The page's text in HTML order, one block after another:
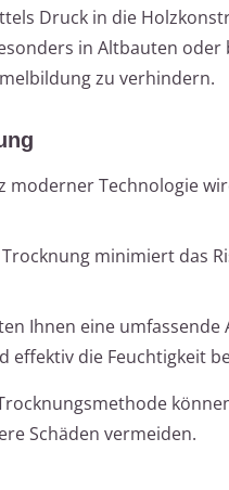
Druck in die
in Altbauten
zu verhindern.
moderner Technologie
minimiert das
Ihnen eine
effektiv die Feuchtigkeit
Schäden vermeiden.